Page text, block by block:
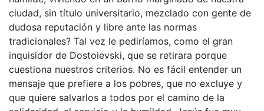
ciudad, sin título universitario, mezclado con gente de
dudosa reputación y libre ante las normas
tradicionales? Tal vez le pediríamos, como el gran
inquisidor de Dostoievski, que se retirara porque
cuestiona nuestros criterios. No es fácil entender un
mensaje que prefiere a los pobres, que no excluye y
que quiere salvarlos a todos por el camino de la